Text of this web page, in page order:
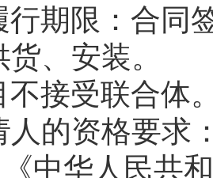
期限： 合同
、安装。
不接受联合体
人的资格要求
中华人民共